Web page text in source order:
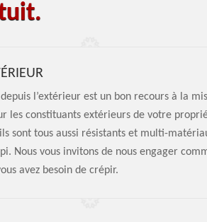
l’extérieur est un bon recours à la
les constituants extérieurs de votre
sont tous aussi résistants et multi-
Nous vous invitons de nous engager
avez besoin de crépir.